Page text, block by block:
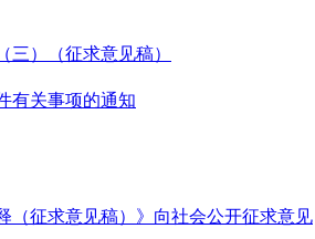
三）（征求意见稿）
有关事项的通知
（征求意见稿）》向社会公开征求意见